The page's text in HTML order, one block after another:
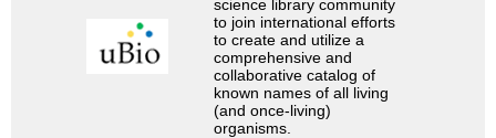
science library community
to join international efforts
to create and utilize a
comprehensive and
collaborative catalog of
known names of all living
(and once-living)
organisms.